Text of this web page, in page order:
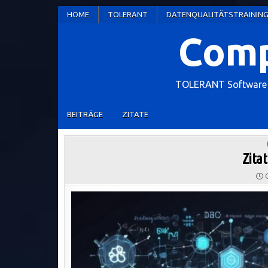
HOME TOLERANT DATENQUALITÄTSTRAINING
TOLERANT
BEITRÄGE ZITATE
Zitat